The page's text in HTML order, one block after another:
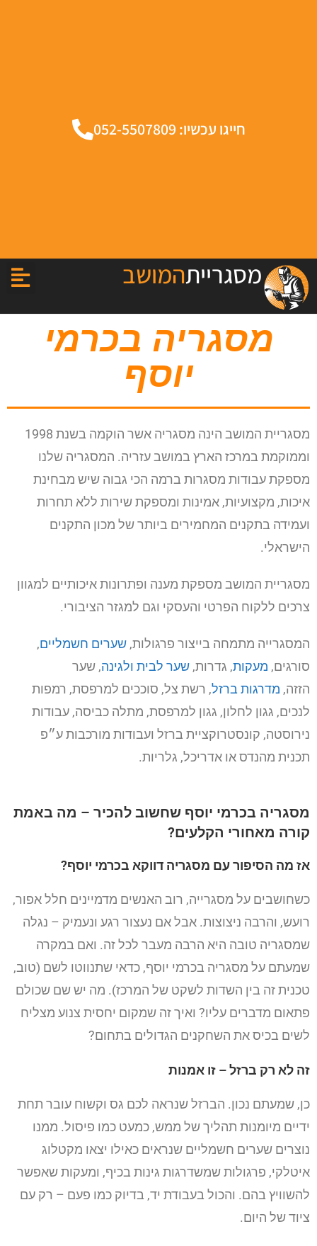
חייגו עכשיו: 052-5507809
מסגרייתהמושב
מסגריה בכרמי
יוסף
מסגריית המושב הינה מסגריה אשר הוקמה בשנת 1998
וממוקמת במרכז הארץ במושב עזריה. המסגריה שלנו
מספקת עבודות מסגרות ברמה הכי גבוה שיש מבחינת
איכות, מקצועיות, אמינות ומספקת שירות ללא תחרות
ועמידה בתקנים המחמירים ביותר של מכון התקנים
הישראלי.
מסגריית המושב מספקת מענה ופתרונות איכותיים למגוון
צרכים ללקוח הפרטי והעסקי וגם למגזר הציבורי.
המסגרייה מתמחה בייצור פרגולות, שערים חשמליים,
סורגים, מעקות, גדרות, שער לבית ולגינה, שער
הזזה, מדרגות ברזל, רשת צל, סוככים למרפסת, רמפות
לנכים, גגון לחלון, גגון למרפסת, מתלה כביסה, עבודות
נירוסטה, קונסטרוקציית ברזל ועבודות מורכבות ע״פ
תכנית מהנדס או אדריכל, גלריות.
מסגריה בכרמי יוסף שחשוב להכיר – מה באמת
קורה מאחורי הקלעים?
אז מה הסיפור עם מסגריה דווקא בכרמי יוסף?
כשחושבים על מסגרייה, רוב האנשים מדמיינים חלל אפור,
רועש, והרבה ניצוצות. אבל אם נעצור רגע ונעמיק – נגלה
שמסגריה טובה היא הרבה מעבר לכל זה. ואם במקרה
שמעתם על מסגריה בכרמי יוסף, כדאי שתנווטו לשם (טוב,
טכנית זה בין השדות לשקט של המרכז). מה יש שם שכולם
פתאום מדברים עליו? ואיך זה שמקום יחסית צנוע מצליח
לשים בכיס את השחקנים הגדולים בתחום?
זה לא רק ברזל – זו אמנות
כן, שמעתם נכון. הברזל שנראה לכם גס וקשוח עובר תחת
ידיים מיומנות תהליך של ממש, כמעט כמו פיסול. ממנו
נוצרים שערים חשמליים שנראים כאילו יצאו מקטלוג
איטלקי, פרגולות שמשדרגות גינות בכיף, ומעקות שאפשר
להשוויץ בהם. והכול בעבודת יד, בדיוק כמו פעם – רק עם
ציוד של היום.